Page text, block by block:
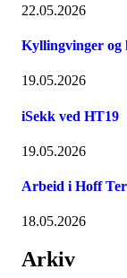
22.05.2026
Kyllingvinger og
19.05.2026
iSekk ved HT19
19.05.2026
Arbeid i Hoff
18.05.2026
Arkiv